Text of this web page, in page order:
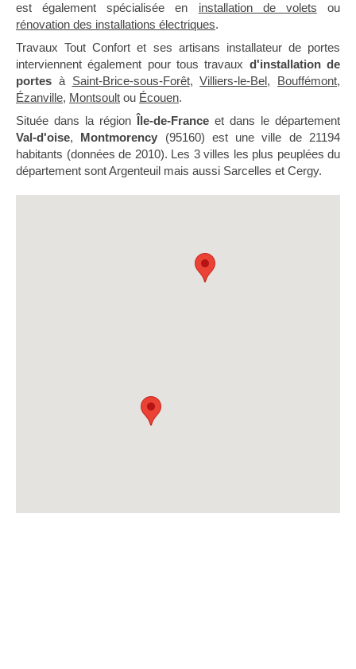
est également spécialisée en installation de volets ou
rénovation des installations électriques.
Travaux Tout Confort et ses artisans installateur de portes
interviennent également pour tous travaux d'installation de
portes à Saint-Brice-sous-Forêt,Villiers-le-Bel, Bouffémont,
Ézanville, Montsoult ou Écouen.
Située dans la région Île-de-France et dans le département
Val-d'oise, Montmorency (95160) est une ville de 21194
habitants (données de 2010). Les 3 villes les plus peuplées du
département sont Argenteuil mais aussi Sarcelles et Cergy.